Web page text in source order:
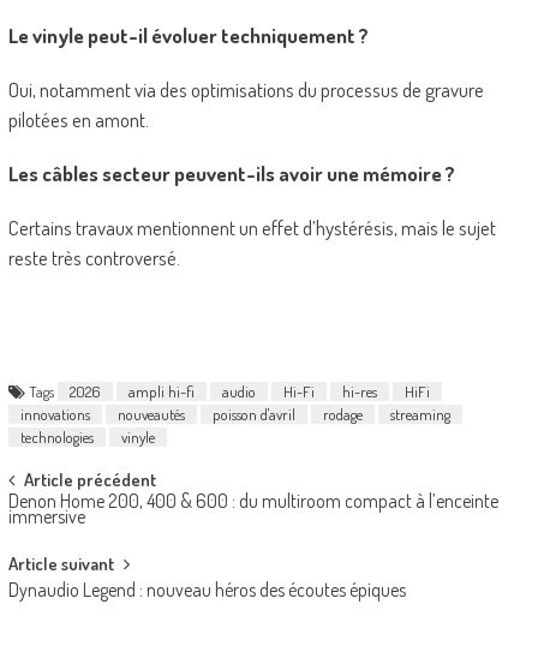
Le vinyle peut-il évoluer techniquement ?
Oui, notamment via des optimisations du processus de gravure
pilotées en amont.
Les câbles secteur peuvent-ils avoir une mémoire ?
Certains travaux mentionnent un effet d’hystérésis, mais le sujet
reste très controversé.
Tags 2026 ampli hi-fi audio Hi-Fi hi-res
HiFi
innovations
nouveautés poisson d'avril rodage
streaming
technologies
vinyle
Post
navigation
Article précédent
Denon Home 200, 400 & 600 : du multiroom compact à l’enceinte
immersive
Article suivant
Dynaudio Legend : nouveau héros des écoutes épiques